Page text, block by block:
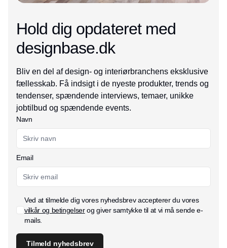
Hold dig opdateret med
designbase.dk
Bliv en del af design- og interiørbranchens eksklusive
fællesskab. Få indsigt i de nyeste produkter, trends og
tendenser, spændende interviews, temaer, unikke
jobtilbud og spændende events.
Navn
Email
Ved at tilmelde dig vores nyhedsbrev accepterer du vores
vilkår og betingelserog giver samtykke til at vi må sende e-
mails.
Tilmeld nyhedsbrev